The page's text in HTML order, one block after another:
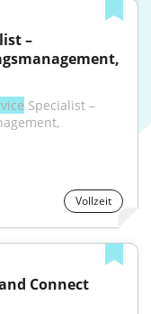
–
Specialist –
Vollzeit
Connect